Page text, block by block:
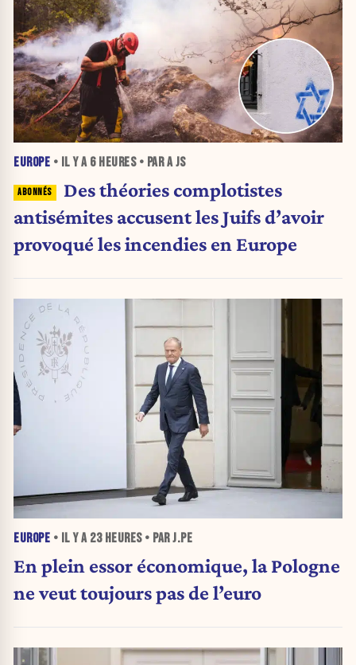
EUROPE • IL Y A 6 HEURES• PAR A JS
Des théories complotistes
antisémites accusent les Juifs d’avoir
provoqué les incendies en Europe
EUROPE • IL Y A 23 HEURES• PAR J.PE
En plein essor économique, la Pologne
ne veut toujours pas de l’euro